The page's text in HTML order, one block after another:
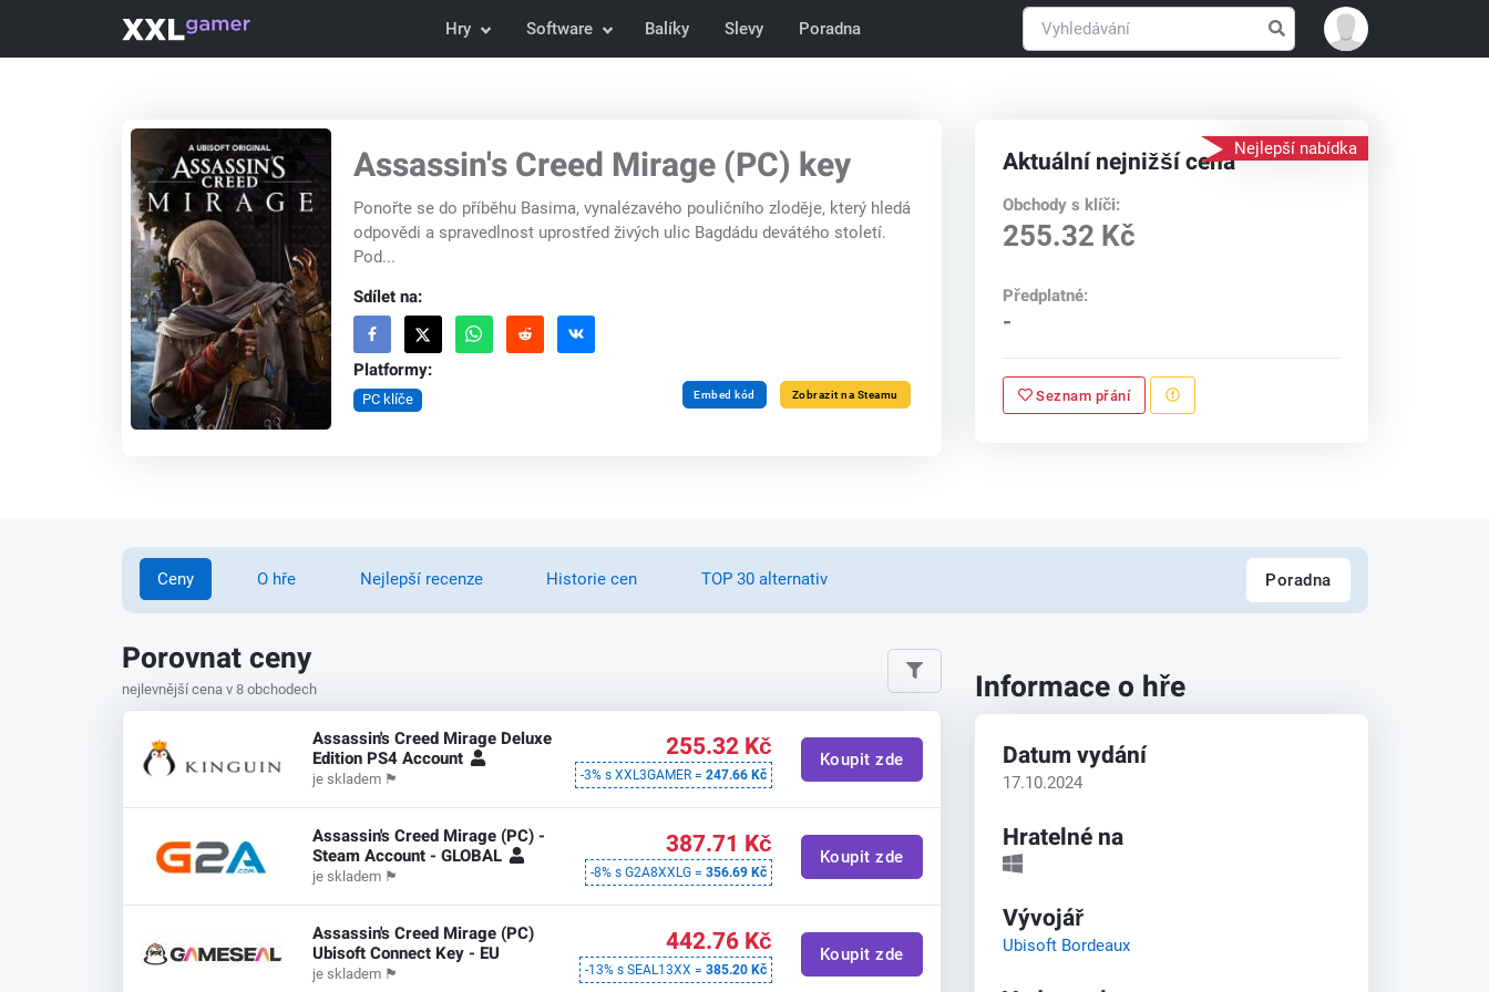
Hry Software Balíky Slevy Poradna
Assassin's Creed Mirage (PC) key
Ponořte se do příběhu Basima, vynalézavého pouličního zloděje, který hledá
odpovědi a spravedlnost uprostřed živých ulic Bagdádu devátého století.
Pod...
Sdílet na:
Platformy:
PC klíče Embed kód Zobrazit na Steamu
Nejlepší nabídka
Aktuální nejnižší cena
Obchody s klíči:
255.32 Kč
Předplatné:
-
Seznam přání
Ceny O hře Nejlepší recenze Historie cen TOP 30 alternativ Poradna
Porovnat ceny
nejlevnější cena v 8 obchodech
Assassin's Creed Mirage Deluxe
Edition PS4 Account
je skladem 🏴
255.32 Kč
-3% s XXL3GAMER = 247.66 Kč
Koupit zde
Assassin's Creed Mirage (PC) -
Steam Account - GLOBAL
je skladem 🏴
387.71 Kč
-8% s G2A8XXLG = 356.69 Kč
Koupit zde
Assassin's Creed Mirage (PC)
Ubisoft Connect Key - EU
je skladem 🏴
442.76 Kč
-13% s SEAL13XX = 385.20 Kč
Koupit zde
Informace o hře
Datum vydání
17.10.2024
Hratelné na
Vývojář
Ubisoft Bordeaux